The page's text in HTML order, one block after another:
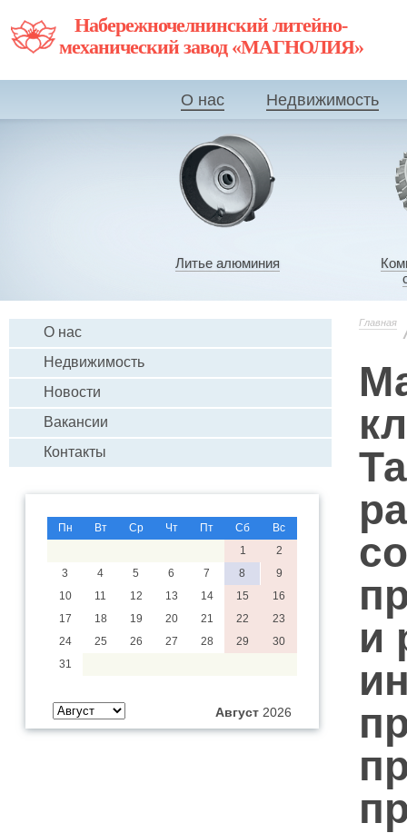
Набережночелнинский литейно-
механический завод «МАГНОЛИЯ»
О нас Недвижимость
Литье алюминия
О нас
Недвижимость
Новости
Вакансии
Контакты
Август 2026
Пн Вт Ср Чт Пт Сб
Вс
1
2
3
4 5 6 7 8
9
10
11 12 13 14 15
16
17
18 19 20 21 22
23
24
25 26 27 28 29
30
31
Главная
и